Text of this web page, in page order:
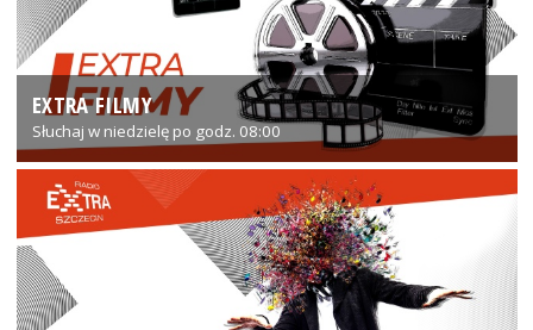
EXTRA FILMY
Słuchaj w niedzielę po godz. 08:00